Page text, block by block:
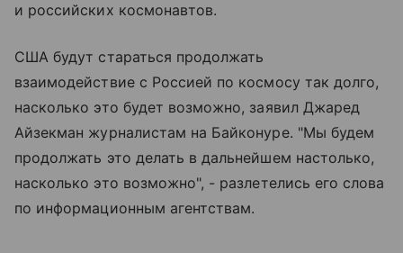
и российских космонавтов.
США будут стараться продолжать
взаимодействие с Россией по космосу так долго,
насколько это будет возможно, заявил Джаред
Айзекман журналистам на Байконуре. "Мы будем
продолжать это делать в дальнейшем настолько,
насколько это возможно", - разлетелись его слова
по информационным агентствам.